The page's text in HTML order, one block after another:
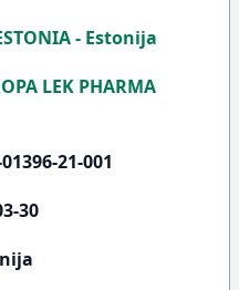
- Estonija
LEK PHARMA
21-001
30